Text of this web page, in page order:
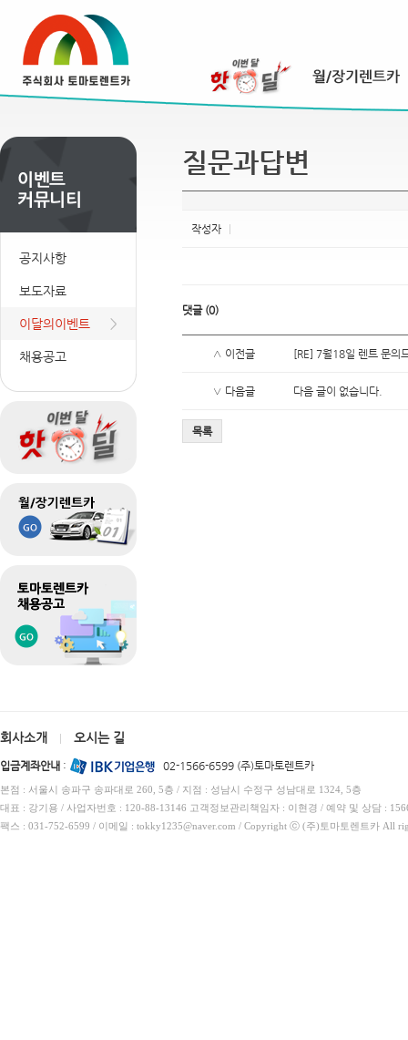
공지사항
보도자료
이달의이벤트
채용공고
질문과답변
작성자
댓글 (0)
∧ 이전글 [RE] 7월18일 렌트 문의
∨ 다음글 다음 글이 없습니다.
목록
회사소개 오시는 길
입금계좌안내 : 02-1566-6599 (주)토마토렌트카
본점 : 서울시 송파구 송파대로 260, 5층 / 지점 : 성남시 수정구 성남대로 1324, 5층
대표 : 강기용 / 사업자번호 : 120-88-13146 고객정보관리책임자 : 이현경 / 예약 및 상담 :
팩스 : 031-752-6599 / 이메일 : tokky1235@naver.com / Copyright ⓒ (주)토마토렌트카 All